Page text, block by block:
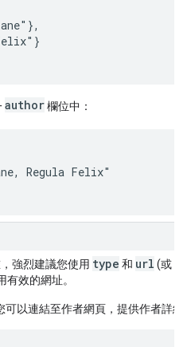
author欄位中：
Regula Felix"
強烈建議您使用 type 和 url (或
有效的網址。
以連結至作者網頁，提供作者詳細